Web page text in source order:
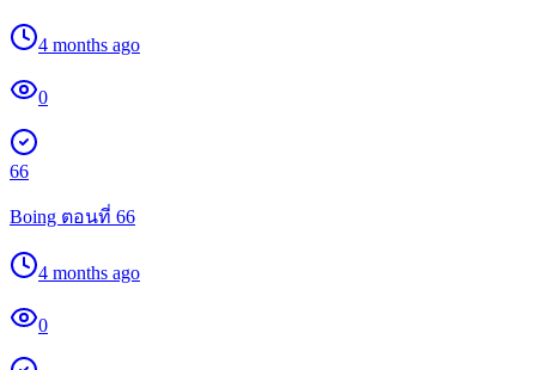
4 months ago
0
66
Boing ตอนที่ 66
4 months ago
0